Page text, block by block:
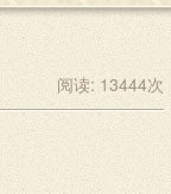
阅读: 13444次